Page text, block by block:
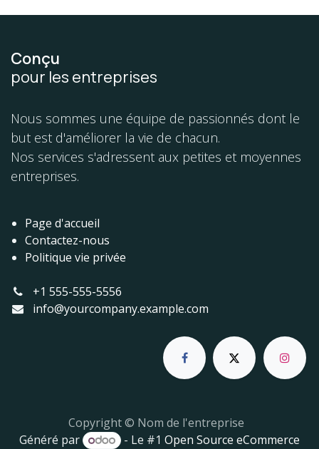
Conçu
pour les entreprises
Nous sommes une équipe de passionnés dont le
but est d'améliorer la vie de chacun.
Nos services s'adressent aux petites et moyennes
entreprises.
Page d'accueil
Contactez-nous
Politique vie privée
+1 555-555-5556
info@yourcompany.example.com
Copyright © Nom de l'entreprise
Généré par
- Le #1Open Source eCommerce